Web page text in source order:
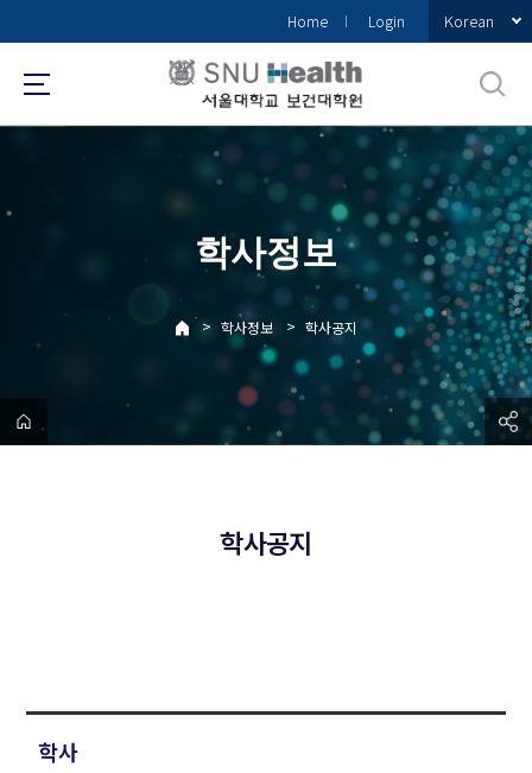
로
메
Home Login Korean
학사정보
> 학사정보 > 학사공지
학사공지
학사